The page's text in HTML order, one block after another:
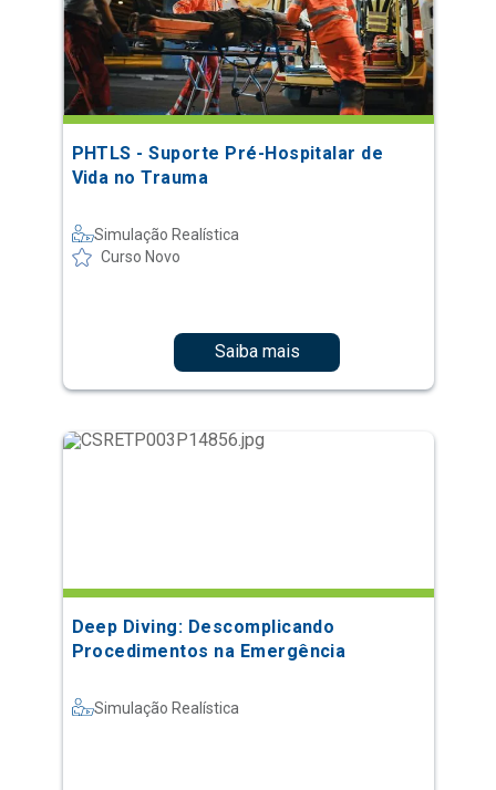
PHTLS - Suporte Pré-Hospitalar de
Vida no Trauma
Simulação Realística
Curso Novo
Saiba mais
Deep Diving: Descomplicando
Procedimentos na Emergência
Simulação Realística